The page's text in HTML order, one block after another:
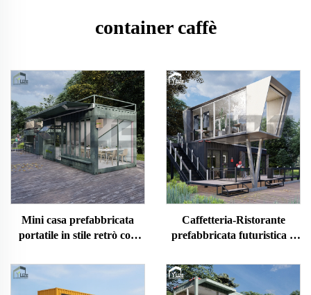
container caffè
Mini casa prefabbricata
portatile in stile retrò con
caffetteria in vendita in
Caffetteria-Ristorante
prefabbricata futuristica a
Singapore